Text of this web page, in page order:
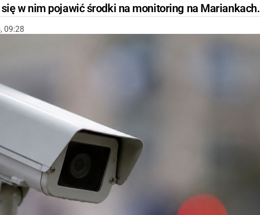
w nim pojawić środki na monitoring na Mariankach.
09:28